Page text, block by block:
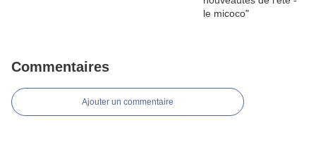
Commentaires
Ajouter un commentaire